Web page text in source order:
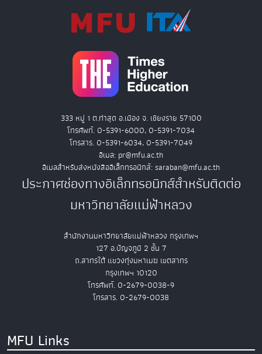
333 หมู่ 1 ต.ท่าสุด อ.เมือง จ. เชียงราย 57100
โทรศัพท์. 0-5391-6000, 0-5391-7034
โทรสาร. 0-5391-6034, 0-5391-7049
อีเมล: pr@mfu.ac.th
อีเมลสำหรับส่งหนังสืออิเล็กทรอนิกส์: saraban@mfu.ac.th
ประกาศช่องทางอิเล็กทรอนิกส์สำหรับติดต่อ
มหาวิทยาลัยแม่ฟ้าหลวง
สำนักงานมหาวิทยาลัยแม่ฟ้าหลวง กรุงเทพฯ
127 อ.ปัญจภูมิ 2 ชั้น 7
ถ.สาทรใต้ แขวงทุ่งมหาเมฆ เขตสาทร
กรุงเทพฯ 10120
โทรศัพท์. 0-2679-0038-9
โทรสาร. 0-2679-0038
MFU Links